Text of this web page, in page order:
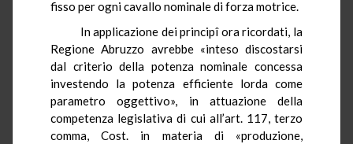
fisso per ogni cavallo nominale di forza motrice.
In applicazione dei principî ora ricordati, la
Regione Abruzzo avrebbe «inteso discostarsi
dal criterio della potenza nominale concessa
investendo la potenza efficiente lorda come
parametro oggettivo», in attuazione della
competenza legislativa di cui all’art. 117, terzo
comma, Cost. in materia di «produzione,